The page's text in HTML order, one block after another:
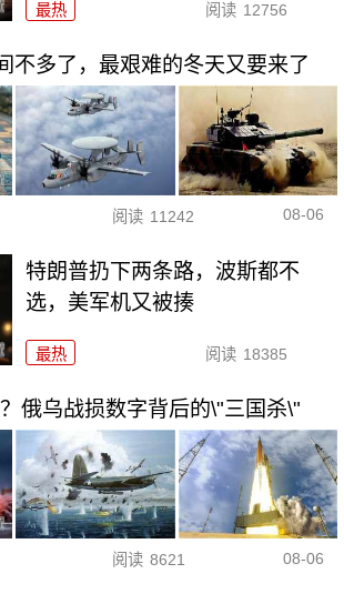
最热 阅读 12756
不多了，最艰难的冬天又要来了
阅读 11242 08-06
特朗普扔下两条路，波斯都不
选，美军机又被揍
最热 阅读 18385
俄乌战损数字背后的\"三国杀\"
阅读 8621 08-06